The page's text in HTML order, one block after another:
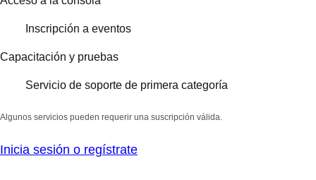
Inscripción a eventos
Capacitación y pruebas
Servicio de soporte de primera categoría
Algunos servicios pueden requerir una suscripción válida.
Inicia sesión o regístrate